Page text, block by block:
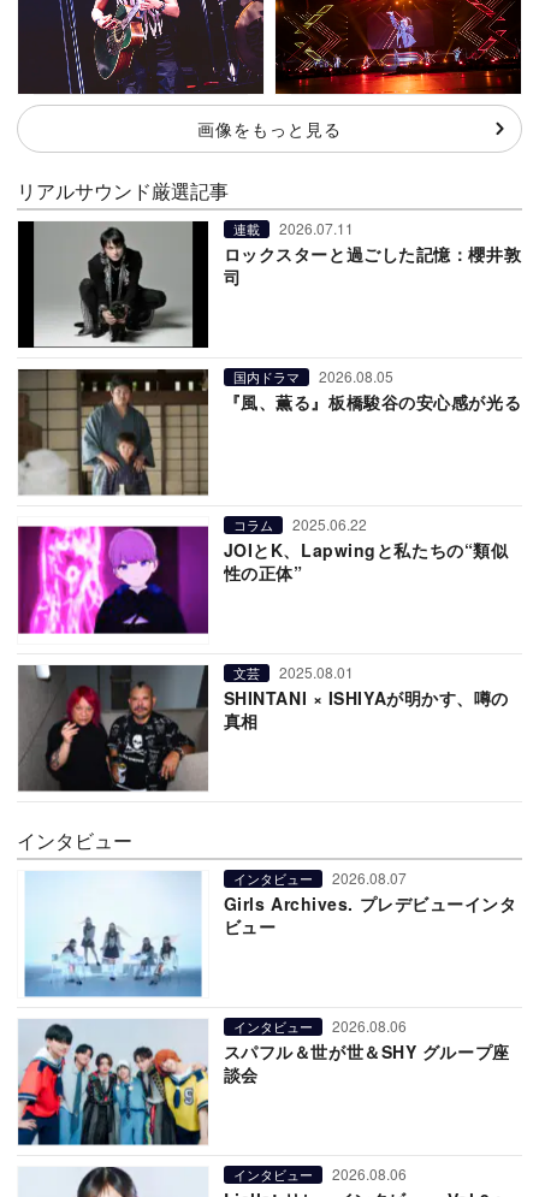
画像をもっと見る
リアルサウンド厳選記事
連載 2026.07.11
ロックスターと過ごした記憶：櫻井敦
司
国内ドラマ 2026.08.05
『風、薫る』板橋駿谷の安心感が光る
コラム 2025.06.22
JOIとK、Lapwingと私たちの“類似
性の正体”
文芸 2025.08.01
SHINTANI × ISHIYAが明かす、噂の
真相
インタビュー
インタビュー 2026.08.07
Girls Archives. プレデビューインタ
ビュー
インタビュー 2026.08.06
スパフル＆世が世＆SHY グループ座
談会
インタビュー 2026.08.06